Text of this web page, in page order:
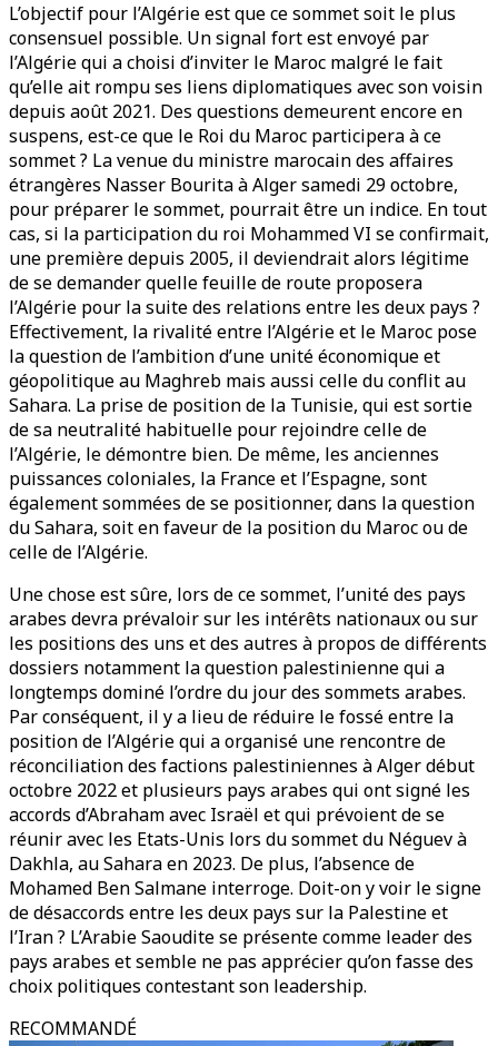
L’objectif pour l’Algérie est que ce sommet soit le plus
consensuel possible. Un signal fort est envoyé par
l’Algérie qui a choisi d’inviter le Maroc malgré le fait
qu’elle ait rompu ses liens diplomatiques avec son voisin
depuis août 2021. Des questions demeurent encore en
suspens, est-ce que le Roi du Maroc participera à ce
sommet ? La venue du ministre marocain des affaires
étrangères Nasser Bourita à Alger samedi 29 octobre,
pour préparer le sommet, pourrait être un indice. En tout
cas, si la participation du roi Mohammed VI se confirmait,
une première depuis 2005, il deviendrait alors légitime
de se demander quelle feuille de route proposera
l’Algérie pour la suite des relations entre les deux pays ?
Effectivement, la rivalité entre l’Algérie et le Maroc pose
la question de l’ambition d’une unité économique et
géopolitique au Maghreb mais aussi celle du conflit au
Sahara. La prise de position de la Tunisie, qui est sortie
de sa neutralité habituelle pour rejoindre celle de
l’Algérie, le démontre bien. De même, les anciennes
puissances coloniales, la France et l’Espagne, sont
également sommées de se positionner, dans la question
du Sahara, soit en faveur de la position du Maroc ou de
celle de l’Algérie.
Une chose est sûre, lors de ce sommet, l’unité des pays
arabes devra prévaloir sur les intérêts nationaux ou sur
les positions des uns et des autres à propos de différents
dossiers notamment la question palestinienne qui a
longtemps dominé l’ordre du jour des sommets arabes.
Par conséquent, il y a lieu de réduire le fossé entre la
position de l’Algérie qui a organisé une rencontre de
réconciliation des factions palestiniennes à Alger début
octobre 2022 et plusieurs pays arabes qui ont signé les
accords d’Abraham avec Israël et qui prévoient de se
réunir avec les Etats-Unis lors du sommet du Néguev à
Dakhla, au Sahara en 2023. De plus, l’absence de
Mohamed Ben Salmane interroge. Doit-on y voir le signe
de désaccords entre les deux pays sur la Palestine et
l’Iran ? L’Arabie Saoudite se présente comme leader des
pays arabes et semble ne pas apprécier qu’on fasse des
choix politiques contestant son leadership.
RECOMMANDÉ